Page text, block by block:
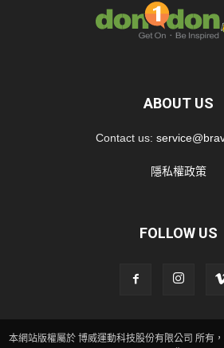
ABOUT US
Contact us:
隱私權政策
FOLLOW US
本網站版權屬於 博威運動科技股份有限公司 所有